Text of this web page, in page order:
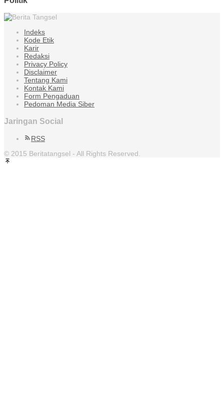
Indeks
Kode Etik
Karir
Redaksi
Privacy Policy
Disclaimer
Tentang Kami
Kontak Kami
Form Pengaduan
Pedoman Media Siber
Jaringan Social
RSS
© 2015 Beritatangsel - All Rights Reserved.